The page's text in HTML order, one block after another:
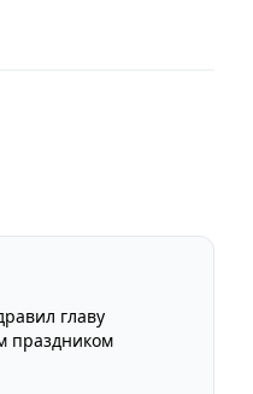
главу
праздником